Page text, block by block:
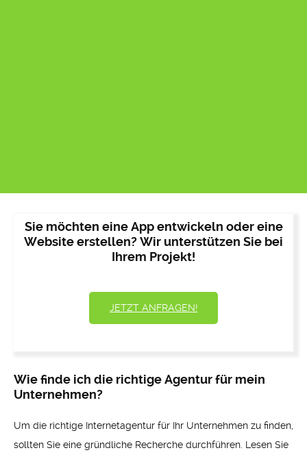
Sie möchten eine App entwickeln oder eine
Website erstellen? Wir unterstützen Sie bei
Ihrem Projekt!
JETZT ANFRAGEN!
Wie finde ich die richtige Agentur für mein
Unternehmen?
Um die richtige Internetagentur für Ihr Unternehmen zu finden,
sollten Sie eine gründliche Recherche durchführen. Lesen Sie